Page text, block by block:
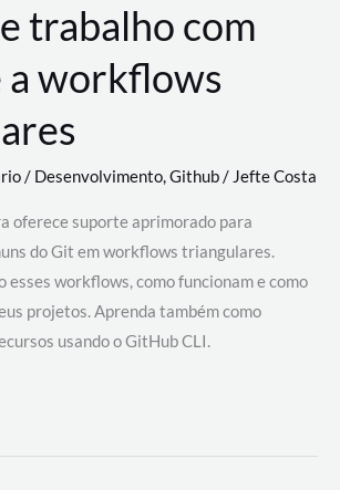
trabalho com
workflows
/ Desenvolvimento,Github/ Jefte Costa
oferece suporte aprimorado para
do Git em workflows triangulares.
esses workflows, como funcionam e como
projetos. Aprenda também como
usando o GitHub CLI.